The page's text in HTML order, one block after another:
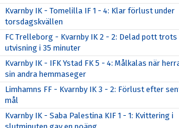
Kvarnby IK - Tomelilla IF 1 - 4: Klar förlust under
torsdagskvällen
FC Trelleborg - Kvarnby IK 2 - 2: Delad pott trots
utvisning i 35 minuter
Kvarnby IK - IFK Ystad FK 5 - 4: Målkalas när
sin andra hemmaseger
Limhamns FF - Kvarnby IK 3 - 2: Förlust efter
mål
Kvarnby IK - Saba Palestina KIF 1 - 1: Kvittering i